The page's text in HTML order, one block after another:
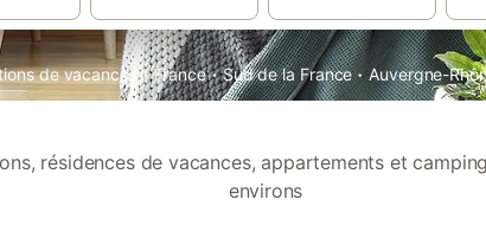
de vacances · France · Sud de la France · Auvergne-
résidences de vacances, appartements et
environs